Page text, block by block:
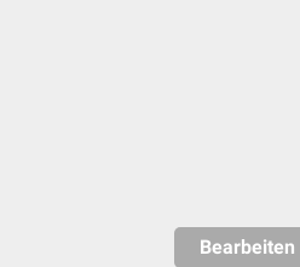
Bearbeiten